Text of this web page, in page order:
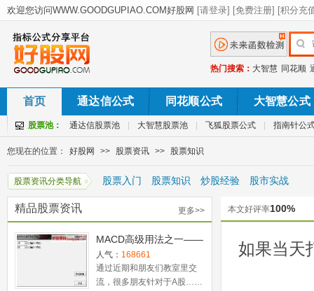
热门搜索： 大智慧 同花顺
首页 通达信公式 同花顺公式 大智慧公式
股票池： 通达信股票池 大智慧股票池 飞狐股票公式 指南针公
您现在的位置： 好股网 >> 股票资讯 >> 股票知识
股票资讯分类导航 股票入门 股票知识 炒股经验 股市实战
精品股票资讯 更多>>
MACD高级用法之一——
稳健买入法+2点卖出法
人气： 168661
通过近期和朋友们教室里交
流，很多朋友针对于A股……
本文好评率100%
如果当天